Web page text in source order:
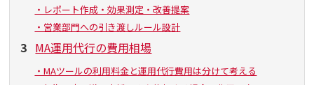
・レポート作成・効果測定・改善提案
・営業部門への引き渡しルール設計
3 MA運用代行の費用相場
・MAツールの利用料金と運用代行費用は分けて考える